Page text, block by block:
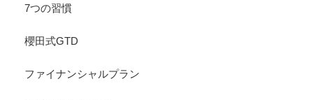
7つの習慣
櫻田式GTD
ファイナンシャルプラン